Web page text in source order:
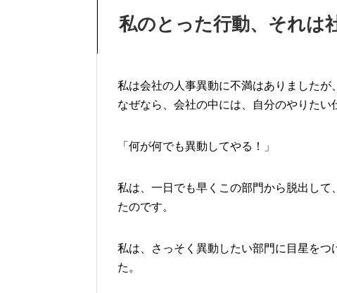
私のとった行動、それは
私は会社の人事異動に不満はありましたが
なぜなら、会社の中には、自分のやりたい
「何が何でも異動してやる！」
私は、一日でも早くこの部門から脱出し
たのです。
私は、さっそく異動したい部門に目星を
た。